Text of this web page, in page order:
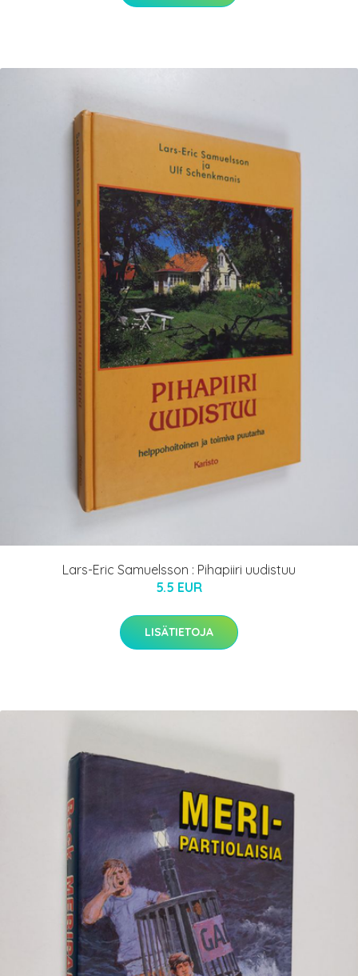
Lars-Eric Samuelsson : Pihapiiri uudistuu
5.5 EUR
LISÄTIETOJA